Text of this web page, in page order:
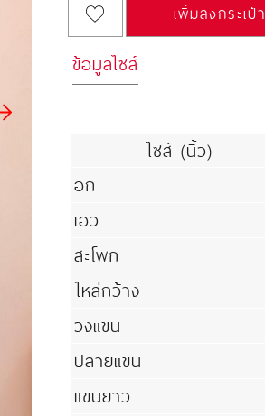
เพิ่มลงกระเป๋า
ข้อมูลไซส์
ไซส์ (นิ้ว)
อก
เอว
สะโพก
ไหล่กว้าง
วงแขน
ปลายแขน
แขนยาว